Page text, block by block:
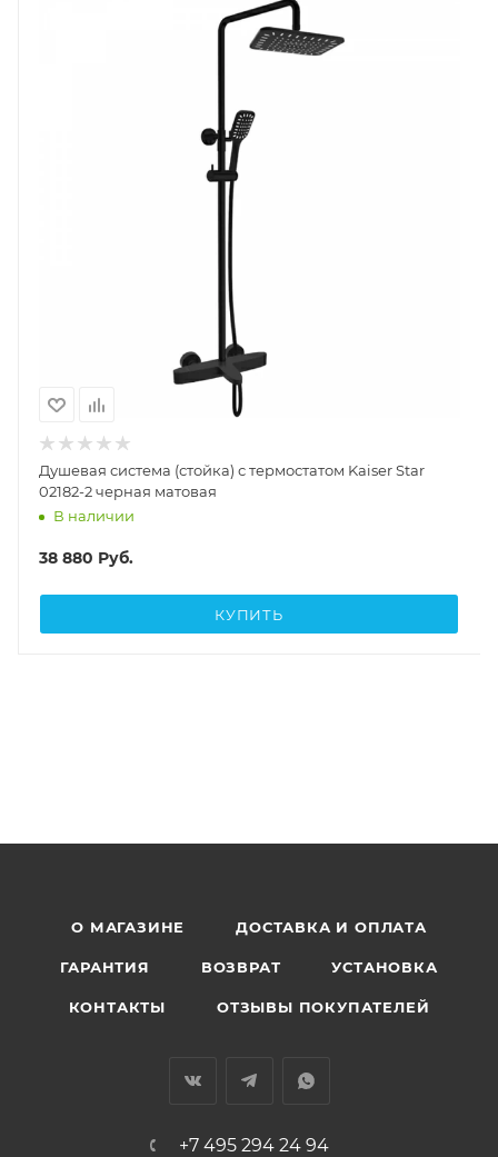
Душевая система (стойка) с термостатом Kaiser Star
02182-2 черная матовая
В наличии
38 880 Руб.
КУПИТЬ
О МАГАЗИНЕ ДОСТАВКА И ОПЛАТА
ГАРАНТИЯ ВОЗВРАТ УСТАНОВКА
КОНТАКТЫ ОТЗЫВЫ ПОКУПАТЕЛЕЙ
+7 495 294 24 94